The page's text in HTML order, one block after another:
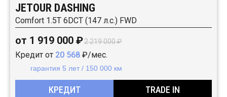
JETOUR DASHING
Comfort 1.5T 6DCT (147 л.с.) FWD
от 1 919 000 ₽2 219 000 ₽
Кредит от 20 568 ₽/мес.
гарантия 5 лет / 150 000 км
КРЕДИТ TRADE IN